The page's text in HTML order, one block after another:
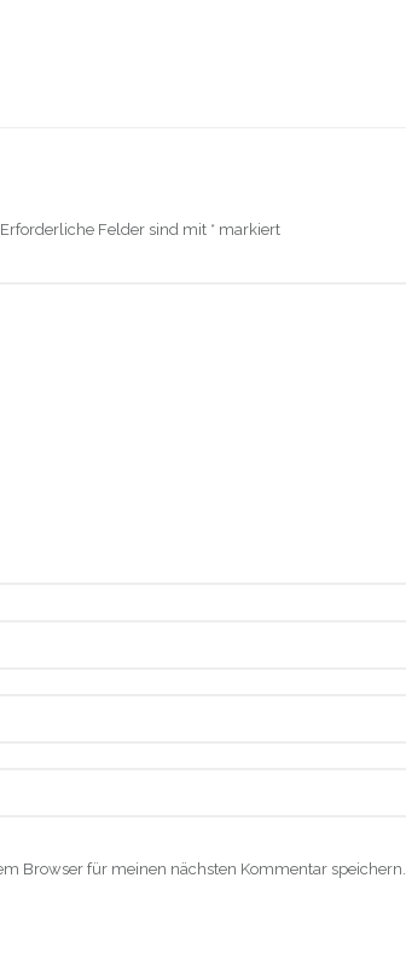
Erforderliche Felder sind mit * markiert
Browser für meinen nächsten Kommentar speichern.